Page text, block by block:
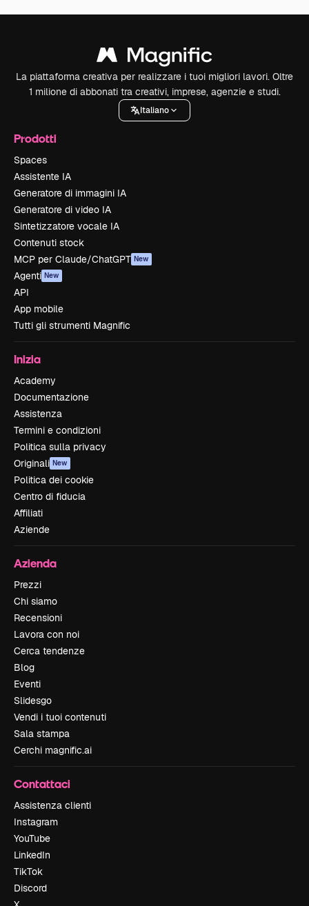
La piattaforma creativa per realizzare i tuoi migliori lavori. Oltre
1 milione di abbonati tra creativi, imprese, agenzie e studi.
Italiano
Prodotti
Spaces
Assistente IA
Generatore di immagini IA
Generatore di video IA
Sintetizzatore vocale IA
Contenuti stock
MCP per Claude/ChatGPT New
Agenti New
API
App mobile
Tutti gli strumenti Magnific
Inizia
Academy
Documentazione
Assistenza
Termini e condizioni
Politica sulla privacy
Originali New
Politica dei cookie
Centro di fiducia
Affiliati
Aziende
Azienda
Prezzi
Chi siamo
Recensioni
Lavora con noi
Cerca tendenze
Blog
Eventi
Slidesgo
Vendi i tuoi contenuti
Sala stampa
Cerchi magnific.ai
Contattaci
Assistenza clienti
Instagram
YouTube
LinkedIn
TikTok
Discord